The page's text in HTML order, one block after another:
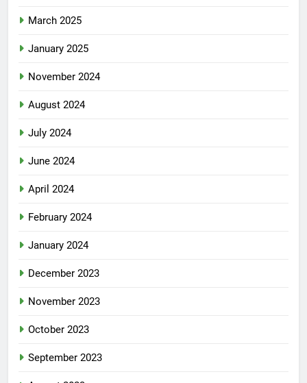
March 2025
January 2025
November 2024
August 2024
July 2024
June 2024
April 2024
February 2024
January 2024
December 2023
November 2023
October 2023
September 2023